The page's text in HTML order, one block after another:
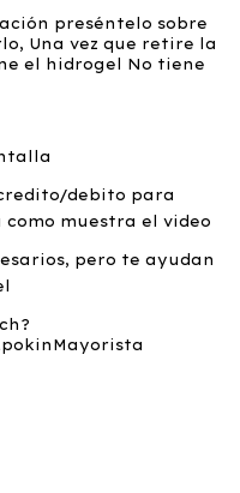
preséntelo sobre
Una vez que retire la
el hidrogel No tiene
debito para
muestra el video
pero te ayudan